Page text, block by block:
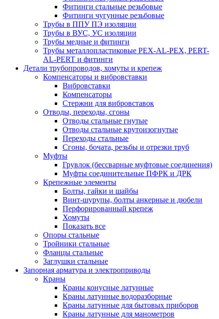
Фитинги стальные резьбовые
Фитинги чугунные резьбовые
Трубы в ППУ ПЭ изоляции
Трубы в ВУС, УС изоляции
Трубы медные и фитинги
Трубы металлопластиковые PEX-AL-PEX, PERT-
AL-PERT и фитинги
Детали трубопроводов, хомуты и крепеж
Компенсаторы и вибровставки
Вибровставки
Компенсаторы
Стержни для вибровставок
Отводы, переходы, сгоны
Отводы стальные гнутые
Отводы стальные крутоизогнутые
Переходы стальные
Сгоны, бочата, резьбы и отрезки труб
Муфты
Грувлок (бессварные муфтовые соединения)
Муфты соединительные ПФРК и ДРК
Крепежные элементы
Болты, гайки и шайбы
Винт-шурупы, болты анкерные и дюбели
Перфорированный крепеж
Хомуты
Показать все
Опоры стальные
Тройники стальные
Фланцы стальные
Заглушки стальные
Запорная арматура и электроприводы
Краны
Краны конусные латунные
Краны латунные водоразборные
Краны латунные для бытовых приборов
Краны латунные для манометров